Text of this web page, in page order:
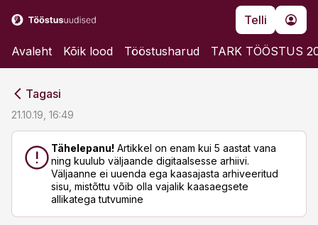
Telli
Avaleht Kõik lood Tööstusharud TARK TÖÖSTUS
Tagasi
21.10.19, 16:49
Tähelepanu! Artikkel on enam kui 5 aastat vana
ning kuulub väljaande digitaalsesse arhiivi.
Väljaanne ei uuenda ega kaasajasta arhiveeritud
sisu, mistõttu võib olla vajalik kaasaegsete
allikatega tutvumine